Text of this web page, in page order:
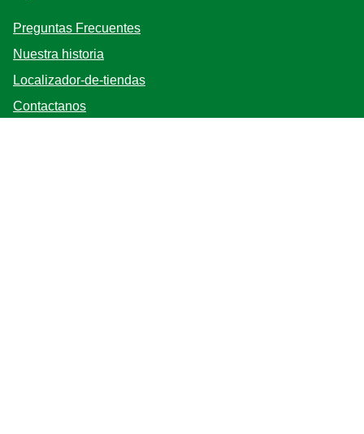
Preguntas Frecuentes
Nuestra historia
Localizador-de-tiendas
Contactanos